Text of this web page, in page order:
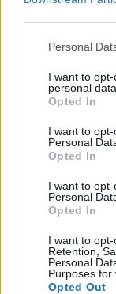
Personal
I want to
personal data.
Opted In
I want to
Personal
Opted In
I want to
Personal
Opted In
I want to opt-
Retention,
Personal
Purposes for
Opted Out
Eduline
Ezt a tesztet ki
Idén érettségiztek
gyakorolhatjátok:
problémáihoz
Hibátlan lesz?